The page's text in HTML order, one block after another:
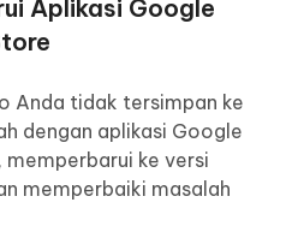
Aplikasi Google
Anda tidak tersimpan ke
dengan aplikasi Google
memperbarui ke versi
memperbaiki masalah